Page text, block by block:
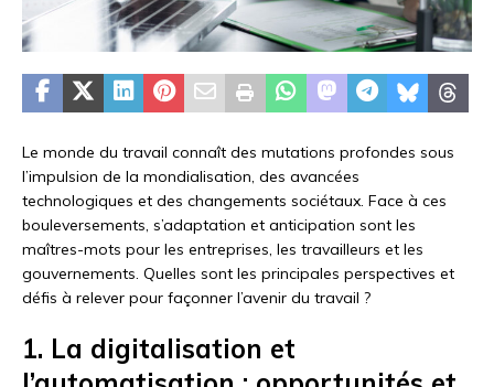
Le monde du travail connaît des mutations profondes sous
l’impulsion de la mondialisation, des avancées
technologiques et des changements sociétaux. Face à ces
bouleversements, s’adaptation et anticipation sont les
maîtres-mots pour les entreprises, les travailleurs et les
gouvernements. Quelles sont les principales perspectives et
défis à relever pour façonner l’avenir du travail ?
1. La digitalisation et